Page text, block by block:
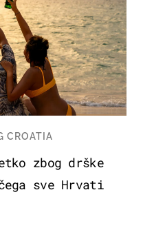
CROATIA
zbog drške
sve Hrvati